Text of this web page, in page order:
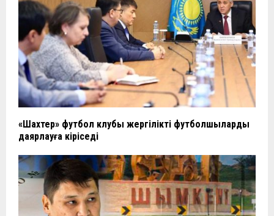
«Шахтер» футбол клубы жергілікті футболшыларды
даярлауға кіріседі